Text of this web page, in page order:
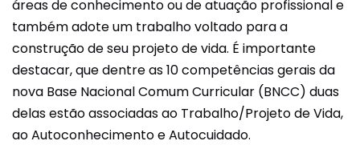
áreas de conhecimento ou de atuação profissional e
também adote um trabalho voltado para a
construção de seu projeto de vida. É importante
destacar, que dentre as 10 competências gerais da
nova Base Nacional Comum Curricular (BNCC) duas
delas estão associadas ao Trabalho/Projeto de Vida,
ao Autoconhecimento e Autocuidado.